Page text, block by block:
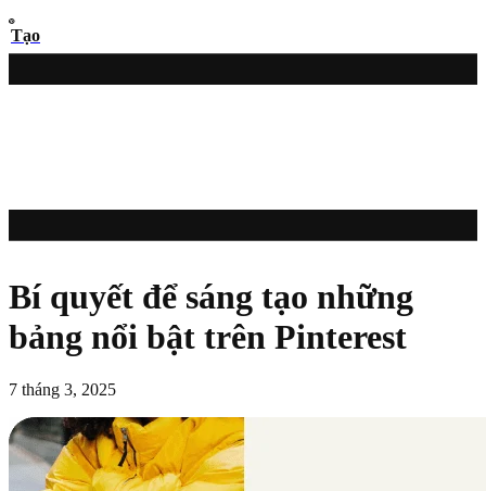
Tạo
Bí quyết để sáng tạo những
bảng nổi bật trên Pinterest
7 tháng 3, 2025